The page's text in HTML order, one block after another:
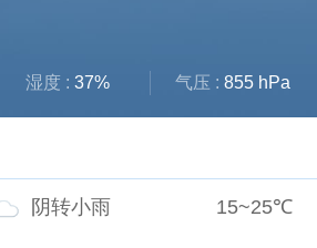
湿度 : 37% 气压 : 855 hPa
阴转小雨 15~25℃